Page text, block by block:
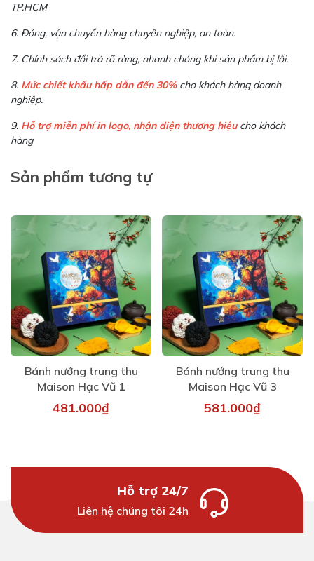
TP.HCM
6. Đóng, vận chuyển hàng chuyên nghiệp, an toàn.
7. Chính sách đổi trả rõ ràng, nhanh chóng khi sản phẩm bị lỗi.
8. Mức chiết khấu hấp dẫn đến 30%cho khách hàng doanh
nghiệp.
9. Hỗ trợ miễn phí in logo, nhận diện thương hiệucho khách
hàng
Sản phẩm tương tự
Bánh nướng trung thu
Maison Hạc Vũ 1
481.000₫
Bánh nướng trung thu
Maison Hạc Vũ 3
581.000₫
Hỗ trợ 24/7
Liên hệ chúng tôi 24h